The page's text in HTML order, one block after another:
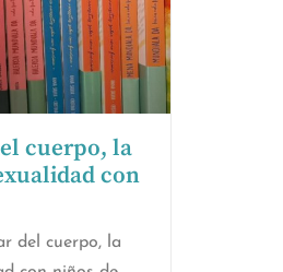
cuerpo, la
con
del cuerpo, la